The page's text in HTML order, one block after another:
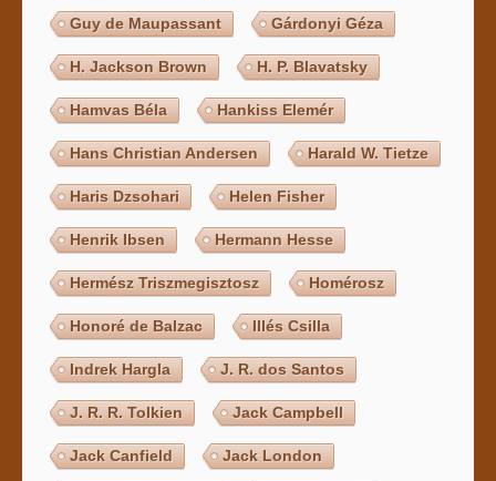
Guy de Maupassant Gárdonyi Géza
H. Jackson Brown H. P. Blavatsky
Hamvas Béla Hankiss Elemér
Hans Christian Andersen Harald W. Tietze
Haris Dzsohari Helen Fisher
Henrik Ibsen Hermann Hesse
Hermész Triszmegisztosz Homérosz
Honoré de Balzac Illés Csilla
Indrek Hargla J. R. dos Santos
J. R. R. Tolkien Jack Campbell
Jack Canfield Jack London